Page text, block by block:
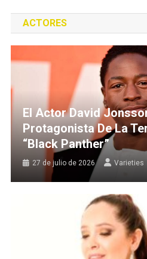
ACTORES
El Actor David
Protagonista De La
“Black Panther”
27 de julio de 2026 Varieties